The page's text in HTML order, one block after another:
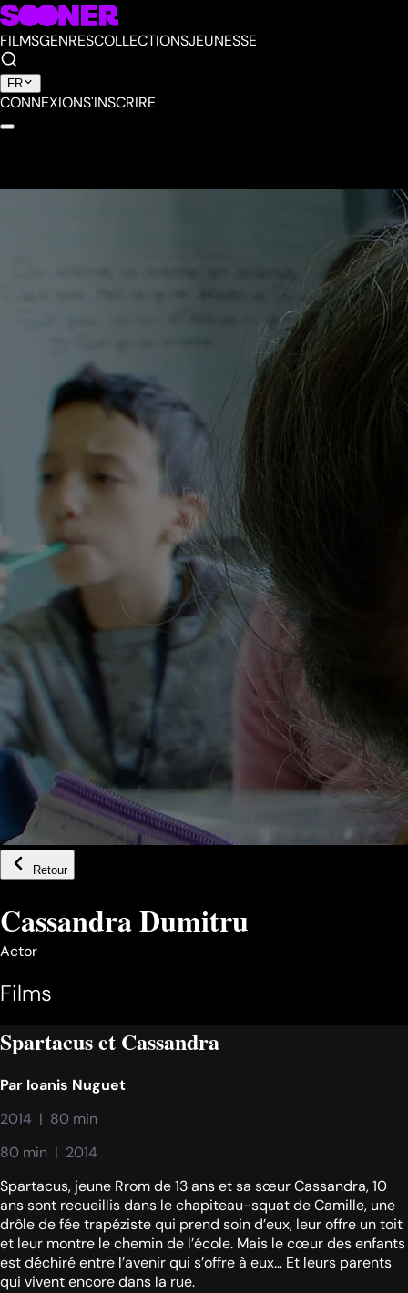
FILMSGENRESCOLLECTIONSJEUNESSE
FR
CONNEXIONS'INSCRIRE
Retour
Cassandra Dumitru
Actor
Films
Spartacus et Cassandra
Par Ioanis Nuguet
2014  |  80 min
80 min  |  2014
Spartacus, jeune Rrom de 13 ans et sa sœur Cassandra, 10
ans sont recueillis dans le chapiteau-squat de Camille, une
drôle de fée trapéziste qui prend soin d’eux, leur offre un toit
et leur montre le chemin de l’école. Mais le cœur des enfants
est déchiré entre l’avenir qui s’offre à eux… Et leurs parents
qui vivent encore dans la rue.